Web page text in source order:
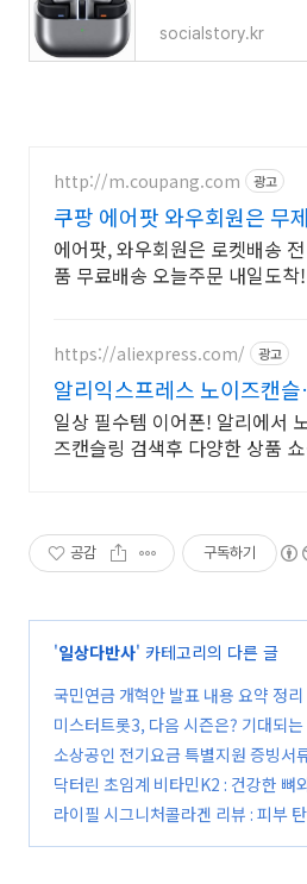
socialstory.kr
http://m.coupang.com 광고
쿠팡 에어팟 와우회원은 무
무료 배송
에어팟, 와우회원은 로켓배송
품 무료배송 오늘주문 내일도착
https://aliexpress.com/ 광고
알리익스프레스 노이즈캔슬
내 맘에 쏙드는 오늘의 특가
일상 필수템 이어폰! 알리에서
즈캔슬링 검색후 다양한 상품
공감 구독하기
'일상다반사' 카테고리의 다른 글
국민연금 개혁안 발표 내용 요약 정리
미스터트롯3, 다음 시즌은? 기대되
(0)
소상공인 전기요금 특별지원 증빙서
서류와 절차
(0)
닥터린 초임계 비타민K2 : 건강한 뼈
한 필수 영양소 (0)
라이필 시그니처콜라겐 리뷰 : 피부